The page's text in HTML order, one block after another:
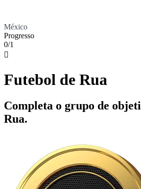
México
Progresso
0/1

Futebol de Rua
Completa o grupo de
Rua.